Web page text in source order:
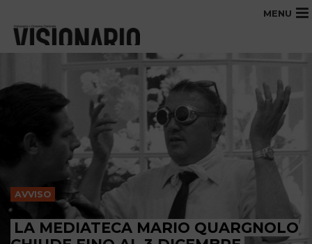
MENU
AVVISO
LA MEDIATECA MARIO QUARGNOLO